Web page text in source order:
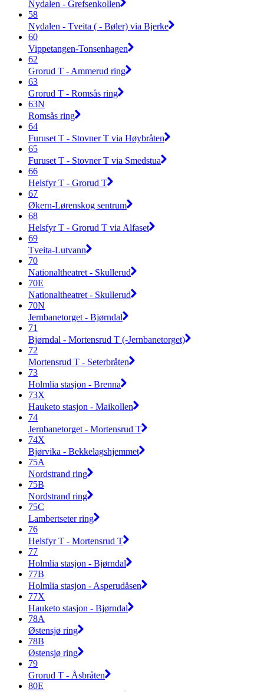
Nydalen - Grefsenkollen
58
Nydalen - Tveita ( - Bøler) via Bjerke
60
Vippetangen-Tonsenhagen
62
Grorud T - Ammerud ring
63
Grorud T - Romsås ring
63N
Romsås ring
64
Furuset T - Stovner T via Høybråten
65
Furuset T - Stovner T via Smedstua
66
Helsfyr T - Grorud T
67
Økern-Lørenskog sentrum
68
Helsfyr T - Grorud T via Alfaset
69
Tveita-Lutvann
70
Nationaltheatret - Skullerud
70E
Nationaltheatret - Skullerud
70N
Jernbanetorget - Bjørndal
71
Bjørndal - Mortensrud T (-Jernbanetorget)
72
Mortensrud T - Seterbråten
73
Holmlia stasjon - Brenna
73X
Hauketo stasjon - Maikollen
74
Jernbanetorget - Mortensrud T
74X
Bjørvika - Bekkelagshjemmet
75A
Nordstrand ring
75B
Nordstrand ring
75C
Lambertseter ring
76
Helsfyr T - Mortensrud T
77
Holmlia stasjon - Bjørndal
77B
Holmlia stasjon - Asperudåsen
77X
Hauketo stasjon - Bjørndal
78A
Østensjø ring
78B
Østensjø ring
79
Grorud T - Åsbråten
80E